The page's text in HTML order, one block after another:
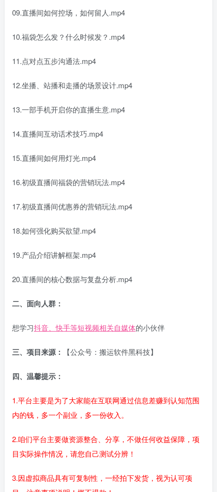
09.直播间如何控场，如何留人.mp4
10.福袋怎么发？什么时候发？.mp4
11.点对点五步沟通法.mp4
12.坐播、站播和走播的场景设计.mp4
13.一部手机开启你的直播生意.mp4
14.直播间互动话术技巧.mp4
15.直播间如何用灯光.mp4
16.初级直播间福袋的营销玩法.mp4
17.初级直播间优惠券的营销玩法.mp4
18.如何强化购买欲望.mp4
19.产品介绍讲解框架.mp4
20.直播间的核心数据与复盘分析.mp4
二、面向人群：
想学习抖音、快手等短视频相关自媒体的小伙伴
三、项目来源： 【公众号：搬运软件黑科技】
四、温馨提示：
1.平台主要是为了大家能在互联网通过信息差赚到认知范围
内的钱，多一个副业，多一份收入。
2.咱们平台主要做资源整合、分享，不做任何收益保障，项
目实际操作情况，请您自己测试分辨！
3.因虚拟商品具有可复制性，一经拍下发货，视为认可项